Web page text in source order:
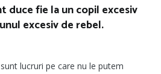
duce fie la un copil excesiv
excesiv de rebel.
lucruri pe care nu le putem